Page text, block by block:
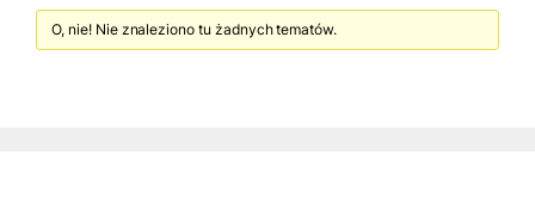
O, nie! Nie znaleziono tu żadnych tematów.